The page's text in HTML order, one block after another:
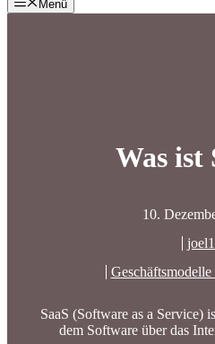
Menü
Was ist
10.
joel1
SaaS (Software as a Service)
dem Software über das